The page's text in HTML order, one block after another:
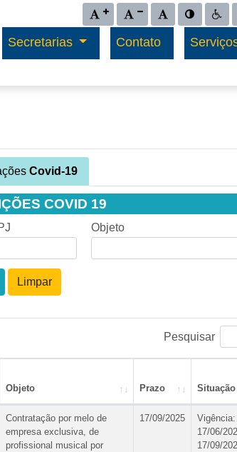
Ação para aumentar tamanho da fonte
Ação para diminuir tamanho
Ação para restaurar
Ação para
Secretarias Contato
Covid-19
COVID 19
Objeto
Limpar
Pesquisar
Objeto Prazo Situação
Contratação por melo de
empresa exclusiva, de
profissional musical por
17/09/2025
Vigência:
17/06/
17/09/